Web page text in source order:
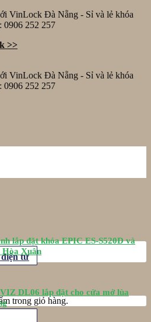
VinLock Đà Nẵng - Sỉ và lẻ khóa
0906 252 257
>>
VinLock Đà Nẵng - Sỉ và lẻ khóa
0906 252 257
trong giỏ hàng.
tử
lắp đặt khóa EPIC ES-S520D và
Hòa Xuân
DL06 lắp đặt cho cửa mở lùa